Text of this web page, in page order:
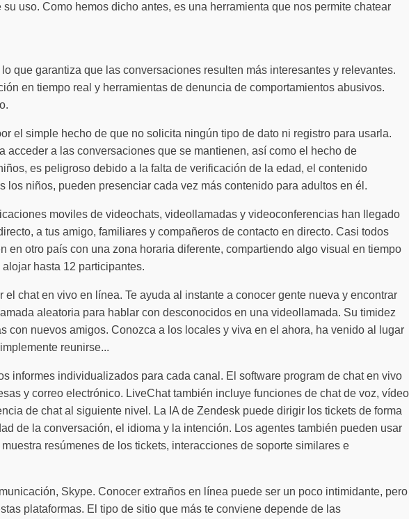
uso. Como hemos dicho antes, es una herramienta que nos permite chatear
que garantiza que las conversaciones resulten más interesantes y relevantes.
en tiempo real y herramientas de denuncia de comportamientos abusivos.
el simple hecho de que no solicita ningún tipo de dato ni registro para usarla.
a las conversaciones que se mantienen, así como el hecho de
es peligroso debido a la falta de verificación de la edad, el contenido
niños, pueden presenciar cada vez más contenido para adultos en él.
moviles de videochats, videollamadas y videoconferencias han llegado
a tus amigo, familiares y compañeros de contacto en directo. Casi todos
otro país con una zona horaria diferente, compartiendo algo visual en tiempo
hasta 12 participantes.
chat en vivo en línea. Te ayuda al instante a conocer gente nueva y encontrar
aleatoria para hablar con desconocidos en una videollamada. Su timidez
nuevos amigos. Conozca a los locales y viva en el ahora, ha venido al lugar
reunirse...
informes individualizados para cada canal. El software program de chat en vivo
y correo electrónico. LiveChat también incluye funciones de chat de voz, vídeo
de chat al siguiente nivel. La IA de Zendesk puede dirigir los tickets de forma
de la conversación, el idioma y la intención. Los agentes también pueden usar
resúmenes de los tickets, interacciones de soporte similares e
Skype. Conocer extraños en línea puede ser un poco intimidante, pero
plataformas. El tipo de sitio que más te conviene depende de las